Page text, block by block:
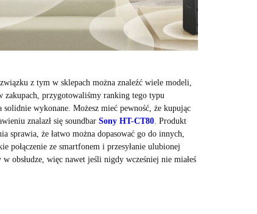
z tym w sklepach można znaleźć wiele modeli,
zakupach, przygotowaliśmy ranking tego typu
wykonane. Możesz mieć pewność, że kupując
znalazł się soundbar Sony HT-CT80. Produkt
sprawia, że łatwo można dopasować go do innych,
połączenie ze smartfonem i przesyłanie ulubionej
obsłudze, więc nawet jeśli nigdy wcześniej nie miałeś